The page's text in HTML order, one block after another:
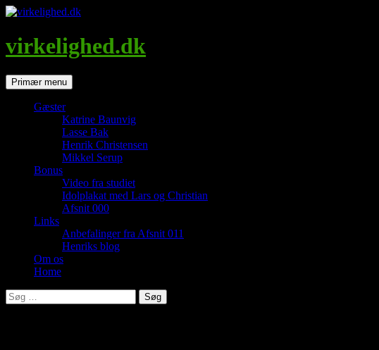
Hop
indhold
virkelighed.dk
SøgPrimær menu
Gæster
Katrine Baunvig
Lasse Bak
Henrik Christensen
Mikkel Serup
Bonus
Video fra studiet
Idolplakat med Lars og Christian
Afsnit 000
Links
Anbefalinger fra Afsnit 011
Henriks blog
Om os
Home
Søg
efter: